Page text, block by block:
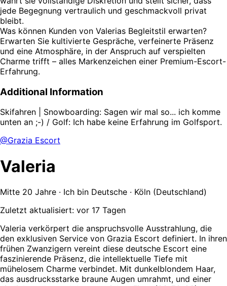
jede Begegnung vertraulich und geschmackvoll privat
bleibt.
Was können Kunden von Valerias Begleitstil erwarten?
Erwarten Sie kultivierte Gespräche, verfeinerte Präsenz
und eine Atmosphäre, in der Anspruch auf verspielten
Charme trifft – alles Markenzeichen einer Premium-Escort-
Erfahrung.
Additional Information
Skifahren | Snowboarding: Sagen wir mal so... ich komme
unten an ;-) / Golf: Ich habe keine Erfahrung im Golfsport.
@Grazia Escort
Valeria
Mitte 20 Jahre · Ich bin Deutsche · Köln (Deutschland)
Zuletzt aktualisiert: vor 17 Tagen
Valeria verkörpert die anspruchsvolle Ausstrahlung, die
den exklusiven Service von Grazia Escort definiert. In ihren
frühen Zwanzigern vereint diese deutsche Escort eine
faszinierende Präsenz, die intellektuelle Tiefe mit
mühelosem Charme verbindet. Mit dunkelblondem Haar,
das ausdrucksstarke braune Augen umrahmt, und einer